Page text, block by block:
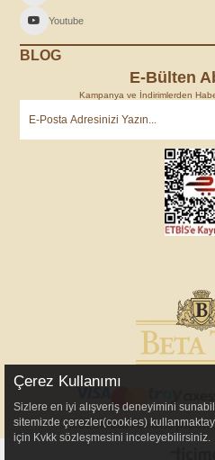
Youtube
BLOG
E-Bülten
Kampanya ve İndirimlerden
© 2025BetaTeaShop.com
Çerez Kullanımı
Sizlere en iyi alışveriş deneyimini
sitemizde çerezler(cookies)
için Kvkk sözleşmesini inceleyebilirsiniz.